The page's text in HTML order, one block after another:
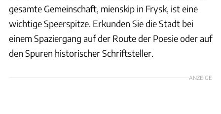
gesamte Gemeinschaft, mienskip in Frysk, ist eine
wichtige Speerspitze. Erkunden Sie die Stadt bei
einem Spaziergang auf der Route der Poesie oder auf
den Spuren historischer Schriftsteller.
ANZEIGE